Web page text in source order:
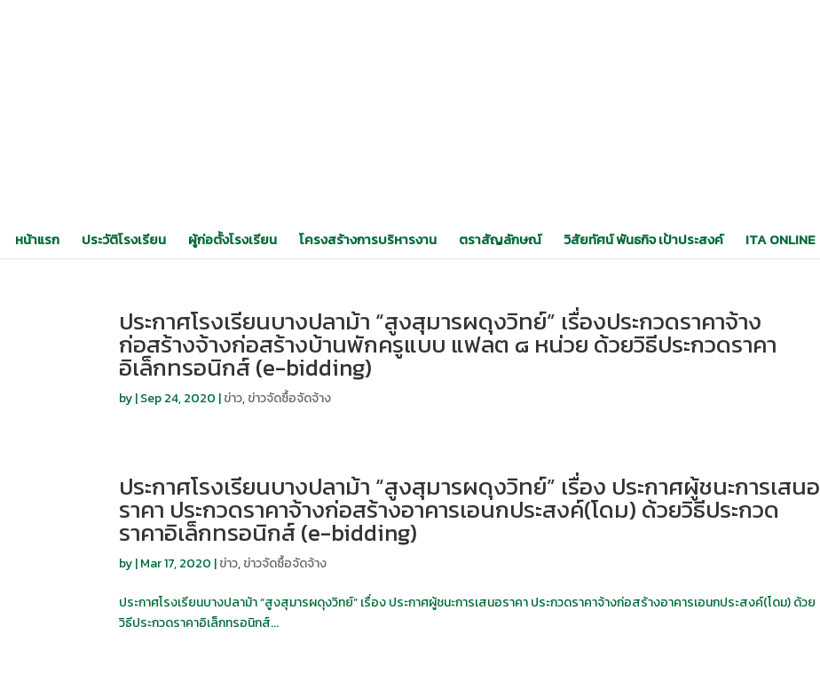
หน้าแรก ประวัติโรงเรียน ผู้ก่อตั้งโรงเรียน โครงสร้างการบริหารงาน ตราสัญลักษณ์ วิสัยทัศน์ พันธกิจ เป้าประสงค์ ITA ONLINE
ประกาศโรงเรียนบางปลาม้า “สูงสุมารผดุงวิทย์” เรื่องประกวดราคาจ้าง
ก่อสร้างจ้างก่อสร้างบ้านพักครูแบบ แฟลต ๘ หน่วย ด้วยวิธีประกวดราคา
อิเล็กทรอนิกส์ (e-bidding)
by|Sep 24, 2020 |ข่าว,ข่าวจัดซื้อจัดจ้าง
ประกาศโรงเรียนบางปลาม้า “สูงสุมารผดุงวิทย์” เรื่อง ประกาศผู้ชนะการเสนอ
ราคา ประกวดราคาจ้างก่อสร้างอาคารเอนกประสงค์(โดม) ด้วยวิธีประกวด
ราคาอิเล็กทรอนิกส์ (e-bidding)
by|Mar 17, 2020 |ข่าว,ข่าวจัดซื้อจัดจ้าง
ประกาศโรงเรียนบางปลาม้า “สูงสุมารผดุงวิทย์” เรื่อง ประกาศผู้ชนะการเสนอราคา ประกวดราคาจ้างก่อสร้างอาคารเอนกประสงค์(โดม) ด้วย
วิธีประกวดราคาอิเล็กทรอนิกส์...